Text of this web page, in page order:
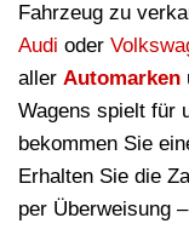
Fahrzeug zu
Audi oder
aller Automarken
Wagens spielt für
bekommen Sie
Erhalten Sie die
per Überweisung